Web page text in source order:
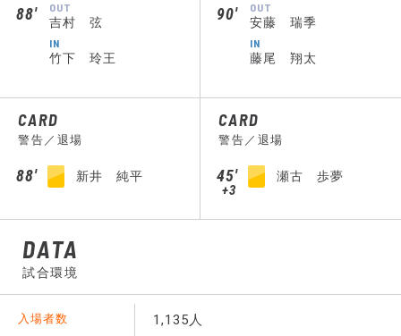
88′ OUT
吉村 弦
IN
竹下 玲王
CARD
警告／退場
88′ 新井 純平
90′ OUT
安藤 瑞季
IN
藤尾 翔太
CARD
警告／退場
45′
+3
瀬古 歩夢
DATA
試合環境
入場者数 1,135人